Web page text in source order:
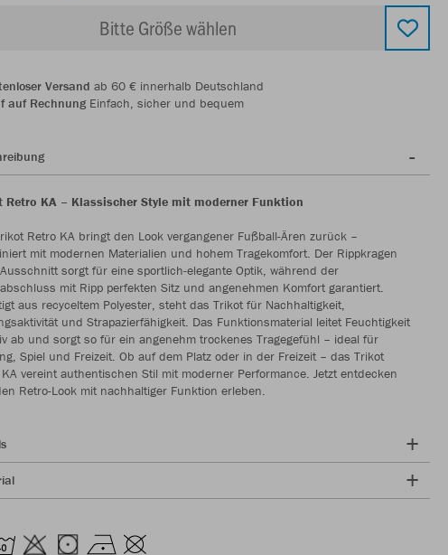
Bitte Größe wählen
Versand ab 60 € innerhalb Deutschland
auf RechnungEinfach, sicher und bequem
Retro KA – Klassischer Style mit moderner Funktion
Retro KA bringt den Look vergangener Fußball-Ären zurück –
mit modernen Materialien und hohem Tragekomfort. Der Rippkragen
sorgt für eine sportlich-elegante Optik, während der
mit Ripp perfekten Sitz und angenehmen Komfort garantiert.
aus recyceltem Polyester, steht das Trikot für Nachhaltigkeit,
und Strapazierfähigkeit. Das Funktionsmaterial leitet Feuchtigkeit
ab und sorgt so für ein angenehm trockenes Tragegefühl – ideal für
Spiel und Freizeit. Ob auf dem Platz oder in der Freizeit – das Trikot
vereint authentischen Stil mit moderner Performance. Jetzt entdecken
Retro-Look mit nachhaltiger Funktion erleben.